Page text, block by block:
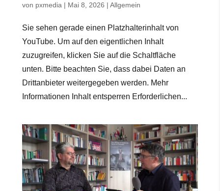
von pxmedia | Mai 8, 2026 | Allgemein
Sie sehen gerade einen Platzhalterinhalt von
YouTube. Um auf den eigentlichen Inhalt
zuzugreifen, klicken Sie auf die Schaltfläche
unten. Bitte beachten Sie, dass dabei Daten an
Drittanbieter weitergegeben werden. Mehr
Informationen Inhalt entsperren Erforderlichen...